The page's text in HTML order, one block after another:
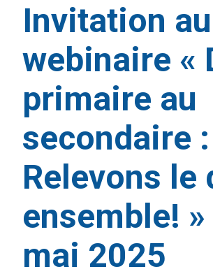
Invitation au
webinaire «
primaire au
secondaire :
Relevons le
ensemble!
mai 2025